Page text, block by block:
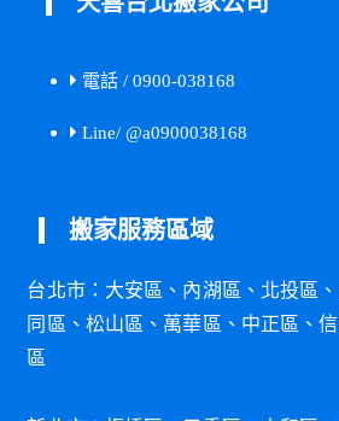
電話 / 0900-038168
Line/ @a0900038168
搬家服務區域
台北市： 大安區 、 內湖區 、 北投區 、
同區 、 松山區 、 萬華區 、 中正區 、
區